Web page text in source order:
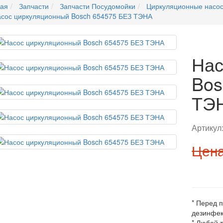
Запчасти Запчасти Посудомойки
Циркуляционные
циркуляционный Bosch 654575 БЕЗ ТЭНА
* Перед